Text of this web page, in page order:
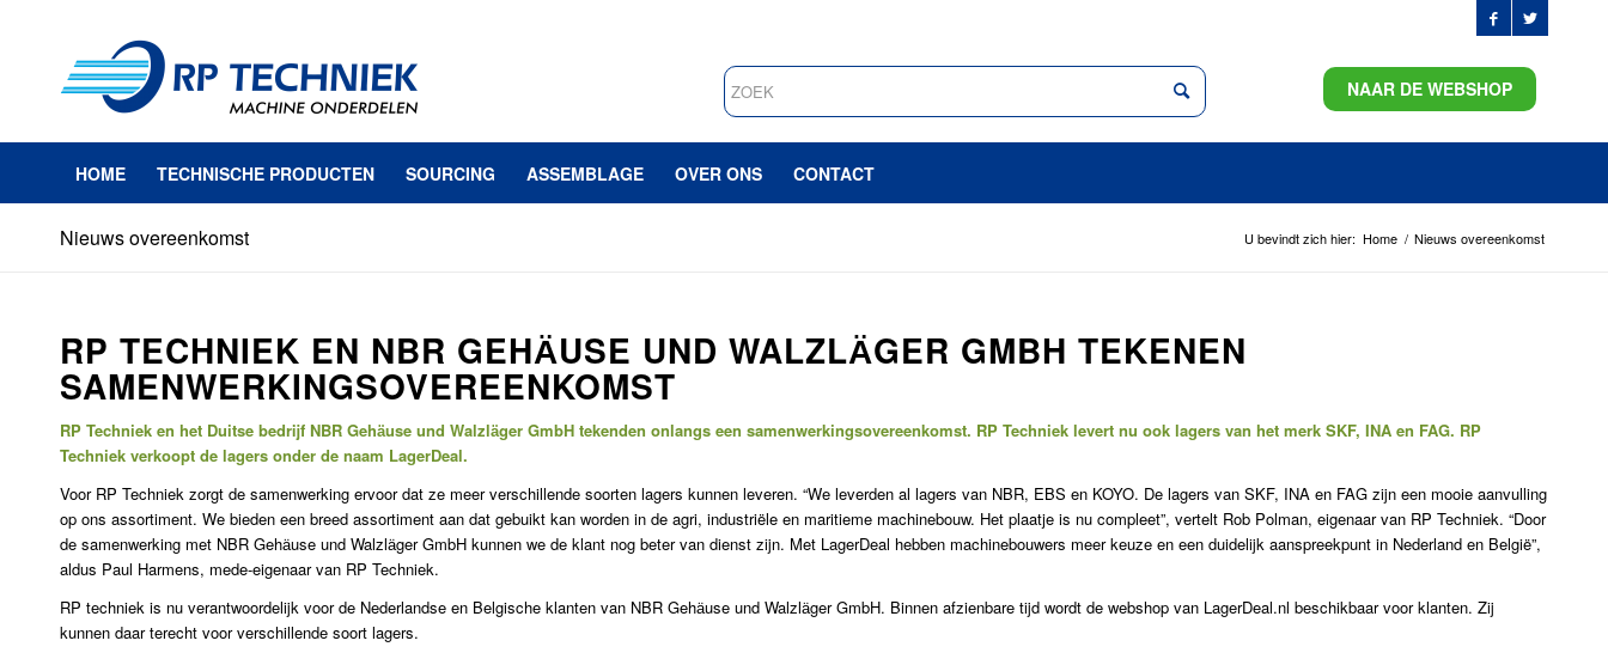
NAAR DE WEBSHOP
HOME TECHNISCHE PRODUCTEN SOURCING ASSEMBLAGE OVER ONS CONTACT
Nieuws overeenkomst U bevindt zich hier: Home / Nieuws overeenkomst
RP TECHNIEK EN NBR GEHӒUSE UND WALZLӒGER GMBH TEKENEN
SAMENWERKINGSOVEREENKOMST
RP Techniek en het Duitse bedrijf NBR Gehӓuse und Walzlӓger GmbH tekenden onlangs een samenwerkingsovereenkomst. RP Techniek levert nu ook lagers van het merk SKF, INA en FAG. RP
Techniek verkoopt de lagers onder de naam LagerDeal.
Voor RP Techniek zorgt de samenwerking ervoor dat ze meer verschillende soorten lagers kunnen leveren. “We leverden al lagers van NBR, EBS en KOYO. De lagers van SKF, INA en FAG zijn een mooie aanvulling
op ons assortiment. We bieden een breed assortiment aan dat gebuikt kan worden in de agri, industriële en maritieme machinebouw. Het plaatje is nu compleet”, vertelt Rob Polman, eigenaar van RP Techniek. “Door
de samenwerking met NBR Gehӓuse und Walzlӓger GmbH kunnen we de klant nog beter van dienst zijn. Met LagerDeal hebben machinebouwers meer keuze en een duidelijk aanspreekpunt in Nederland en België”,
aldus Paul Harmens, mede-eigenaar van RP Techniek.
RP techniek is nu verantwoordelijk voor de Nederlandse en Belgische klanten van NBR Gehӓuse und Walzlӓger GmbH. Binnen afzienbare tijd wordt de webshop van LagerDeal.nl beschikbaar voor klanten. Zij
kunnen daar terecht voor verschillende soort lagers.